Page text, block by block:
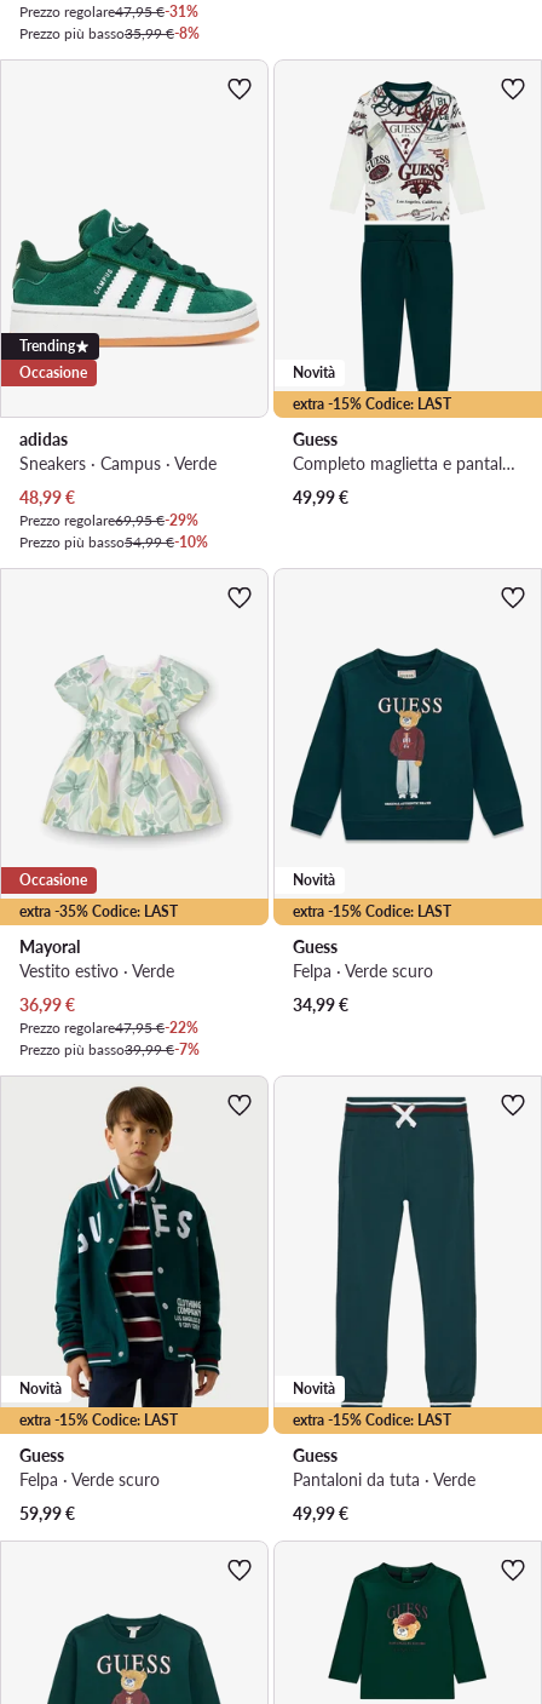
Prezzo regolare47,95 €-31%
Prezzo più basso35,99 €-8%
Trending
Occasione
adidas
Sneakers · Campus · Verde
Prezzo attuale
48,99€
Prezzo regolare69,95 €-29%
Prezzo più basso54,99 €-10%
extra -15% Codice: LAST
Novità
Guess
Completo maglietta e pantaloni · Verde scuro
49,99€
extra -35% Codice: LAST
Occasione
Mayoral
Vestito estivo · Verde
Prezzo attuale
36,99€
Prezzo regolare47,95 €-22%
Prezzo più basso39,99 €-7%
extra -15% Codice: LAST
Novità
Guess
Felpa · Verde scuro
34,99€
extra -15% Codice: LAST
Novità
Guess
Felpa · Verde scuro
59,99€
extra -15% Codice: LAST
Novità
Guess
Pantaloni da tuta · Verde
49,99€